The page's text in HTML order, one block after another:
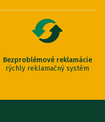
Bezproblémové reklamácie
rýchly reklamačný systém